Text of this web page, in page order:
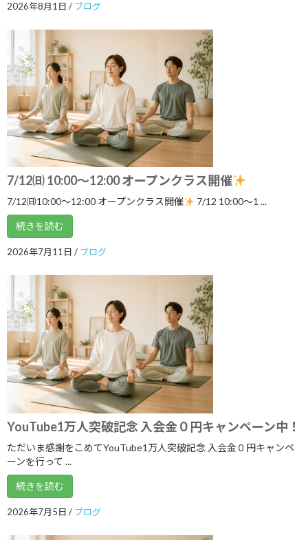
2025年9月
2025年7月
2025年6月
2025年5月
2025年4月
2025年3月
2025年2月
2024年10月
2024年9月
2024年8月
2024年7月
2024年6月
2024年5月
2024年4月
2024年3月
2024年2月
2024年1月
2023年12月
2026年8月1日 / ブログ
7/12㈰ 10:00～12:00 オープンクラス開催
7/12㈰10:00～12:00 オープンクラス開催 7/12 10:00〜1 ...
続きを読む
2026年7月11日 / ブログ
YouTube1万人突破記念 入会金０円キャンペーン中！
ただいま感謝をこめてYouTube1万人突破記念 入会金０円キャンペ
ーンを行って ...
続きを読む
2026年7月5日 / ブログ